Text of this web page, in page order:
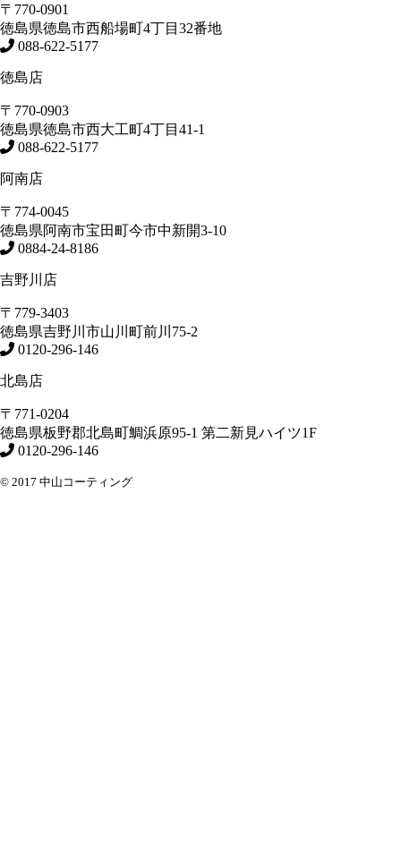
〒770-0901
徳島県徳島市西船場町4丁目32番地
088-622-5177
徳島店
〒770-0903
徳島県徳島市西大工町4丁目41-1
088-622-5177
阿南店
〒774-0045
徳島県阿南市宝田町今市中新開3-10
0884-24-8186
吉野川店
〒779-3403
徳島県吉野川市山川町前川75-2
0120-296-146
北島店
〒771-0204
徳島県板野郡北島町鯛浜原95-1 第二新見ハイツ1F
0120-296-146
© 2017 中山コーティング